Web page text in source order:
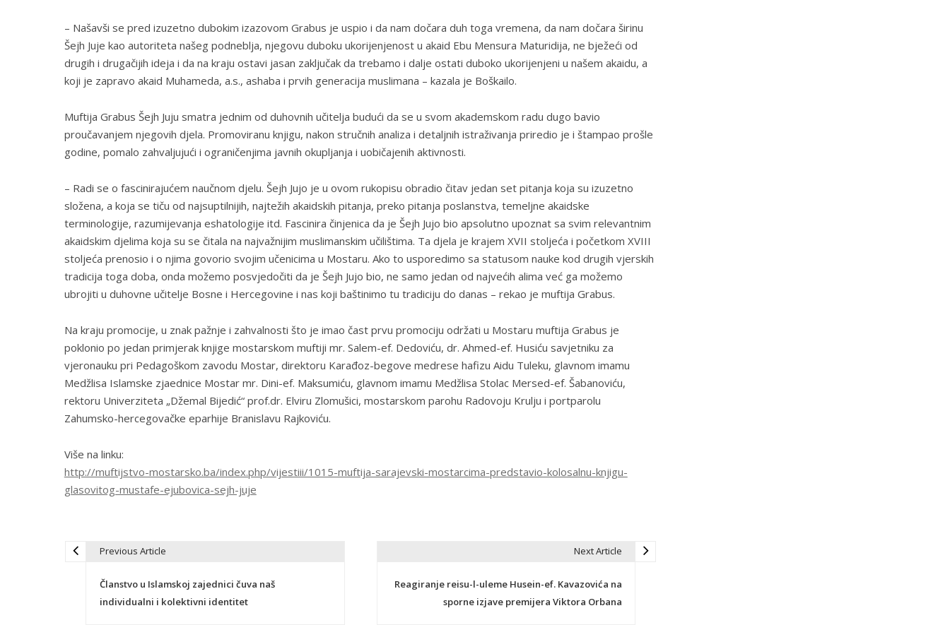
– Našavši se pred izuzetno dubokim izazovom Grabus je uspio i da nam dočara duh toga vremena, da nam dočara širinu
Šejh Juje kao autoriteta našeg podneblja, njegovu duboku ukorijenjenost u akaid Ebu Mensura Maturidija, ne bježeći od
drugih i drugačijih ideja i da na kraju ostavi jasan zaključak da trebamo i dalje ostati duboko ukorijenjeni u našem akaidu, a
koji je zapravo akaid Muhameda, a.s., ashaba i prvih generacija muslimana – kazala je Boškailo.
Muftija Grabus Šejh Juju smatra jednim od duhovnih učitelja budući da se u svom akademskom radu dugo bavio
proučavanjem njegovih djela. Promoviranu knjigu, nakon stručnih analiza i detaljnih istraživanja priredio je i štampao prošle
godine, pomalo zahvaljujući i ograničenjima javnih okupljanja i uobičajenih aktivnosti.
– Radi se o fascinirajućem naučnom djelu. Šejh Jujo je u ovom rukopisu obradio čitav jedan set pitanja koja su izuzetno
složena, a koja se tiču od najsuptilnijih, najtežih akaidskih pitanja, preko pitanja poslanstva, temeljne akaidske
terminologije, razumijevanja eshatologije itd. Fascinira činjenica da je Šejh Jujo bio apsolutno upoznat sa svim relevantnim
akaidskim djelima koja su se čitala na najvažnijim muslimanskim učilištima. Ta djela je krajem XVII stoljeća i početkom XVIII
stoljeća prenosio i o njima govorio svojim učenicima u Mostaru. Ako to usporedimo sa statusom nauke kod drugih vjerskih
tradicija toga doba, onda možemo posvjedočiti da je Šejh Jujo bio, ne samo jedan od najvećih alima već ga možemo
ubrojiti u duhovne učitelje Bosne i Hercegovine i nas koji baštinimo tu tradiciju do danas – rekao je muftija Grabus.
Na kraju promocije, u znak pažnje i zahvalnosti što je imao čast prvu promociju održati u Mostaru muftija Grabus je
poklonio po jedan primjerak knjige mostarskom muftiji mr. Salem-ef. Dedoviću, dr. Ahmed-ef. Husiću savjetniku za
vjeronauku pri Pedagoškom zavodu Mostar, direktoru Karađoz-begove medrese hafizu Aidu Tuleku, glavnom imamu
Medžlisa Islamske zjaednice Mostar mr. Dini-ef. Maksumiću, glavnom imamu Medžlisa Stolac Mersed-ef. Šabanoviću,
rektoru Univerziteta „Džemal Bijedić“ prof.dr. Elviru Zlomušici, mostarskom parohu Radovoju Krulju i portparolu
Zahumsko-hercegovačke eparhije Branislavu Rajkoviću.
Više na linku:
http://muftijstvo-mostarsko.ba/index.php/vijestiii/1015-muftija-sarajevski-mostarcima-predstavio-kolosalnu-knjigu-
glasovitog-mustafe-ejubovica-sejh-juje
Previous Article
Članstvo u Islamskoj zajednici čuva naš
individualni i kolektivni identitet
Next Article
Reagiranje reisu-l-uleme Husein-ef. Kavazovića na
sporne izjave premijera Viktora Orbana